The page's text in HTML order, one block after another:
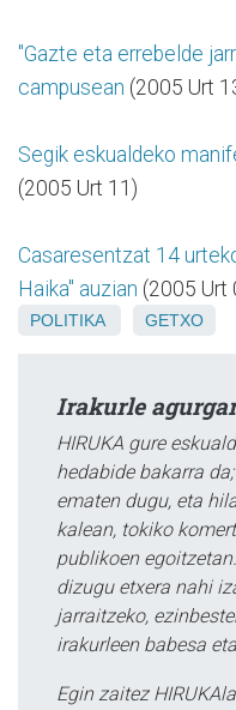
"Gazte eta errebelde
campusean (2005 Urt
Segik eskualdeko
(2005 Urt 11)
Casaresentzat 14
Haika" auzian (2005 Urt
POLITIKA GETXO
Irakurle
HIRUKA gure
hedabide bakarra
ematen dugu, eta
kalean, tokiko
publikoen
dizugu etxera nahi
jarraitzeko,
irakurleen babesa
Egin zaitez